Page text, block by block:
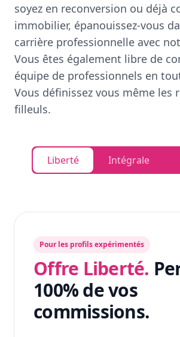
soyez en reconversion ou déjà
immobilier, épanouissez-vous
carrière professionnelle avec
Vous êtes également libre de
équipe de professionnels en
Vous définissez vous même les
filleuls.
Liberté Intégrale
Pour les profils expérimentés
Offre Liberté.
100% de vos
commissions.